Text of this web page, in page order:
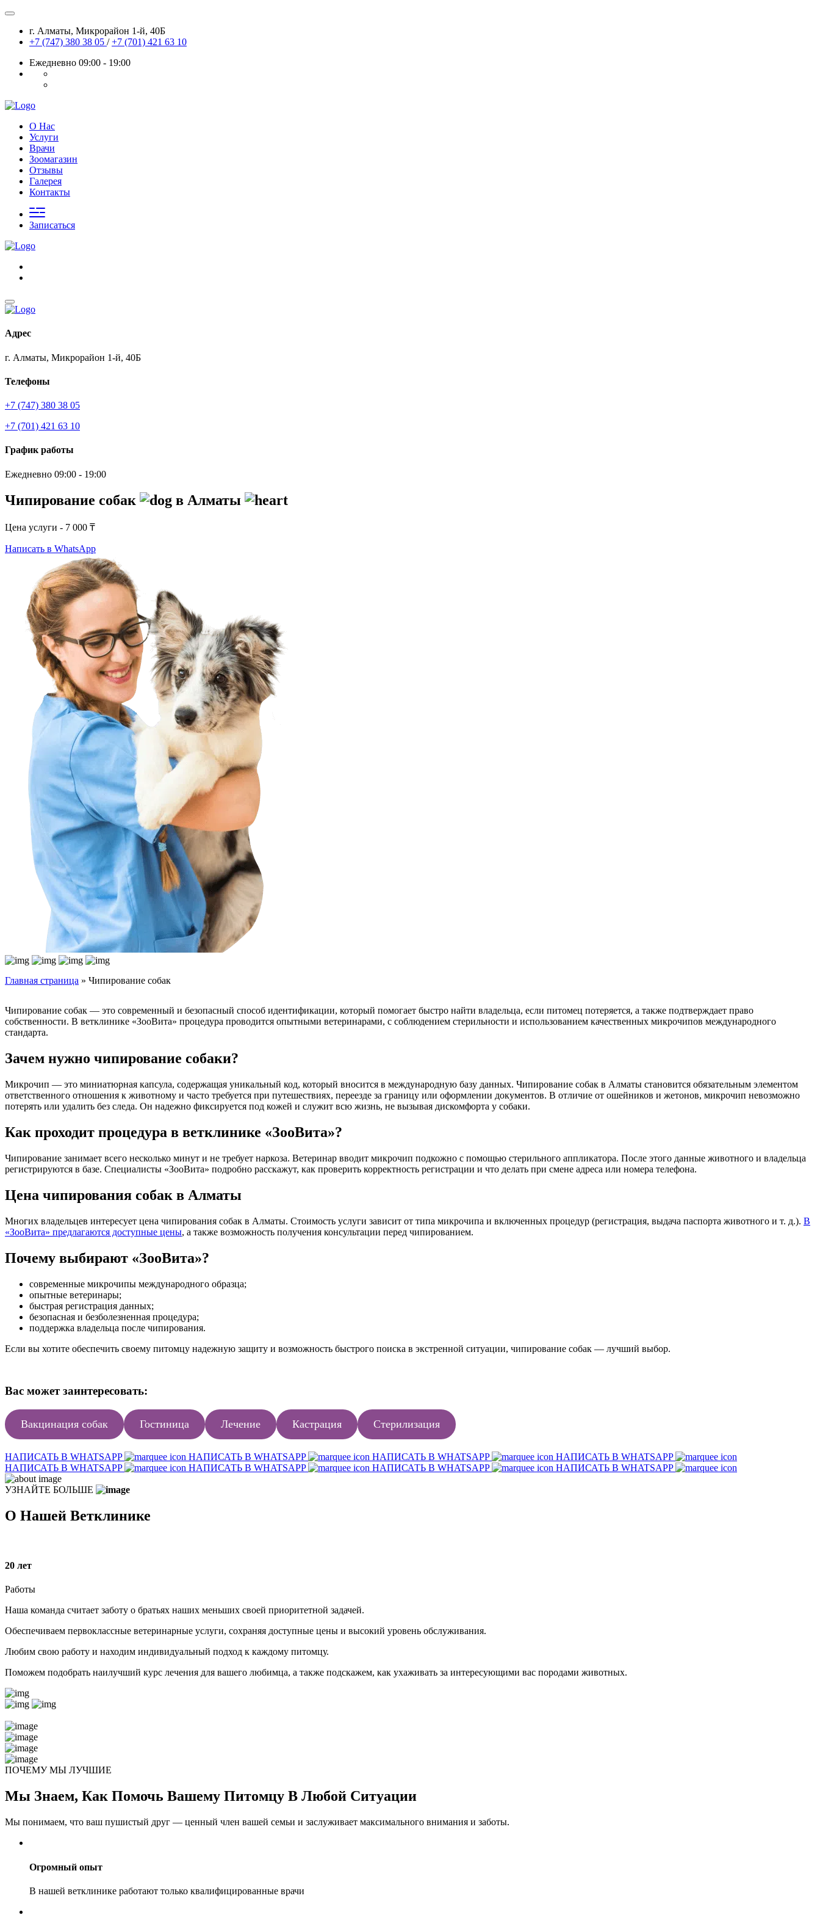
г. Алматы, Микрорайон 1-й, 40Б
+7 (747) 380 38 05 /+7 (701) 421 63 10
Ежедневно 09:00 - 19:00
О Нас
Услуги
Врачи
Зоомагазин
Отзывы
Галерея
Контакты
Записаться
Адрес
г. Алматы, Микрорайон 1-й, 40Б
Телефоны
+7 (747) 380 38 05
+7 (701) 421 63 10
График работы
Ежедневно 09:00 - 19:00
Чипирование собак в Алматы
Цена услуги - 7 000 ₸
Написать в WhatsApp
Главная страница » Чипирование собак
Чипирование собак — это современный и безопасный способ идентификации, который помогает быстро найти владельца, если питомец потеряется, а также подтверждает право
собственности. В ветклинике «ЗооВита» процедура проводится опытными ветеринарами, с соблюдением стерильности и использованием качественных микрочипов международного
стандарта.
Зачем нужно чипирование собаки?
Микрочип — это миниатюрная капсула, содержащая уникальный код, который вносится в международную базу данных. Чипирование собак в Алматы становится обязательным элементом
ответственного отношения к животному и часто требуется при путешествиях, переезде за границу или оформлении документов. В отличие от ошейников и жетонов, микрочип невозможно
потерять или удалить без следа. Он надежно фиксируется под кожей и служит всю жизнь, не вызывая дискомфорта у собаки.
Как проходит процедура в ветклинике «ЗооВита»?
Чипирование занимает всего несколько минут и не требует наркоза. Ветеринар вводит микрочип подкожно с помощью стерильного аппликатора. После этого данные животного и владельца
регистрируются в базе. Специалисты «ЗооВита» подробно расскажут, как проверить корректность регистрации и что делать при смене адреса или номера телефона.
Цена чипирования собак в Алматы
Многих владельцев интересует цена чипирования собак в Алматы. Стоимость услуги зависит от типа микрочипа и включенных процедур (регистрация, выдача паспорта животного и т. д.). В
«ЗооВита» предлагаются доступные цены, а также возможность получения консультации перед чипированием.
Почему выбирают «ЗооВита»?
современные микрочипы международного образца;
опытные ветеринары;
быстрая регистрация данных;
безопасная и безболезненная процедура;
поддержка владельца после чипирования.
Если вы хотите обеспечить своему питомцу надежную защиту и возможность быстрого поиска в экстренной ситуации, чипирование собак — лучший выбор.
Вас может заинтересовать:
Вакцинация собак Гостиница Лечение Кастрация Стерилизация
НАПИСАТЬ В WHATSAPP НАПИСАТЬ В WHATSAPP НАПИСАТЬ В WHATSAPP
НАПИСАТЬ В WHATSAPP
НАПИСАТЬ В WHATSAPP
НАПИСАТЬ В WHATSAPP НАПИСАТЬ В WHATSAPP НАПИСАТЬ В WHATSAPP
УЗНАЙТЕ БОЛЬШЕ
О Нашей Ветклинике
20 лет
Работы
Наша команда считает заботу о братьях наших меньших своей приоритетной задачей.
Обеспечиваем первоклассные ветеринарные услуги, сохраняя доступные цены и высокий уровень обслуживания.
Любим свою работу и находим индивидуальный подход к каждому питомцу.
Поможем подобрать наилучший курс лечения для вашего любимца, а также подскажем, как ухаживать за интересующими вас породами животных.
ПОЧЕМУ МЫ ЛУЧШИЕ
Мы Знаем, Как Помочь Вашему Питомцу В Любой Ситуации
Мы понимаем, что ваш пушистый друг — ценный член вашей семьи и заслуживает максимального внимания и заботы.
Огромный опыт
В нашей ветклинике работают только квалифицированные врачи